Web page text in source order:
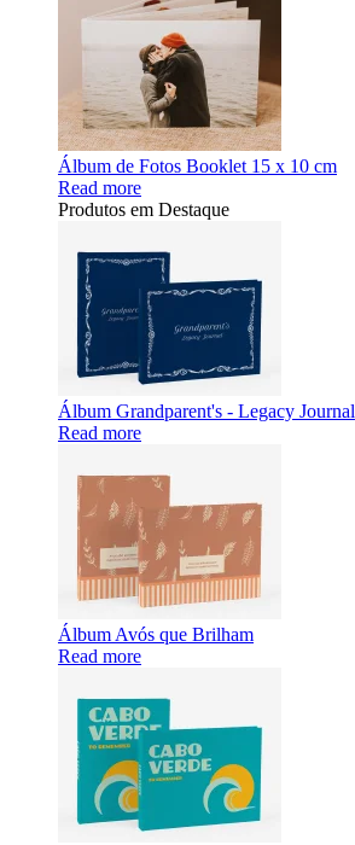
Álbum de Fotos Booklet 15 x 10 cm
Read more
Produtos em Destaque
Álbum Grandparent's - Legacy Journal
Read more
Álbum Avós que Brilham
Read more